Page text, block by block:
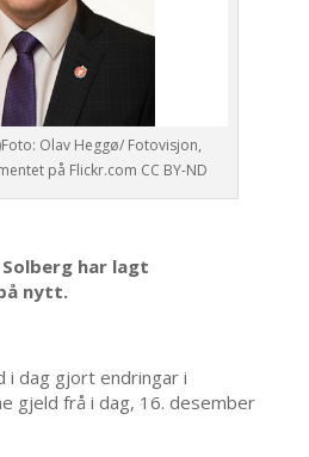
Olav Heggø/ Fotovisjon,
på Flickr.com CC BY-ND
har lagt
nytt.
i dag gjort endringar i
gjeld frå i dag, 16. desember